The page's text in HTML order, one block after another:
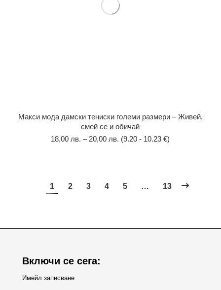
Макси мода дамски тениски големи размери – Живей,
смей се и обичай
18,00 лв. – 20,00 лв. (9.20 - 10.23 €)
1 2 3 4 5 … 13
Включи се сега:
Имейл записване